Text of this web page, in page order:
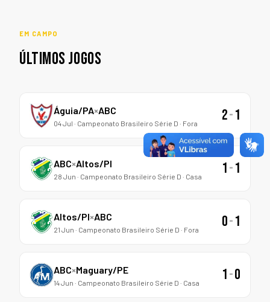
EM CAMPO
ÚLTIMOS JOGOS
Águia/PA×ABC
04 Jul · Campeonato Brasileiro Série D · Fora 2-1
ABC×Altos/PI
28 Jun · Campeonato Brasileiro Série D · Casa 1-1
Altos/PI×ABC
21 Jun · Campeonato Brasileiro Série D · Fora 0-1
ABC×Maguary/PE
14 Jun · Campeonato Brasileiro Série D · Casa 1-0